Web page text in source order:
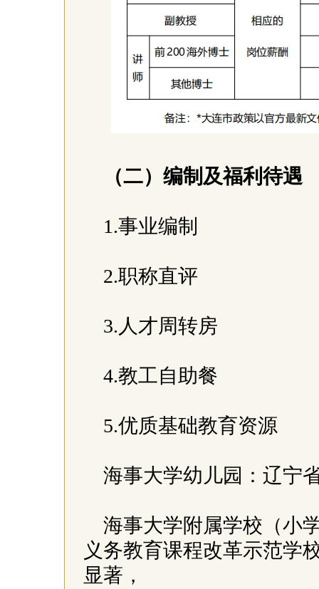
（二）编制及福利待遇
1.事业编制
2.职称直评
3.人才周转房
4.教工自助餐
5.优质基础教育资源
海事大学幼儿园：辽宁
海事大学附属学校（小
义务教育课程改革示范学
显著，